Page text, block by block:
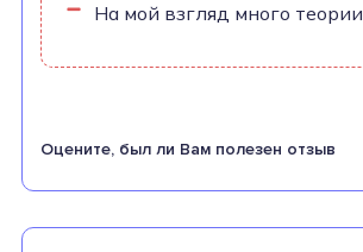
На мой взгляд много теории
Оцените, был ли Вам полезен отзыв